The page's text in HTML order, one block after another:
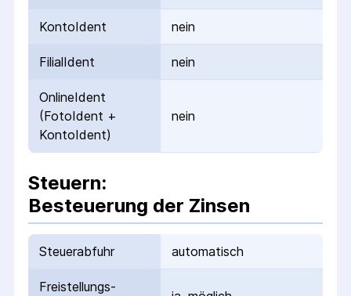
KontoIdent nein
FilialIdent nein
OnlineIdent
(FotoIdent +
KontoIdent)
nein
Steuern:
Besteuerung der Zinsen
Steuerabfuhr automatisch
Freistellungs­